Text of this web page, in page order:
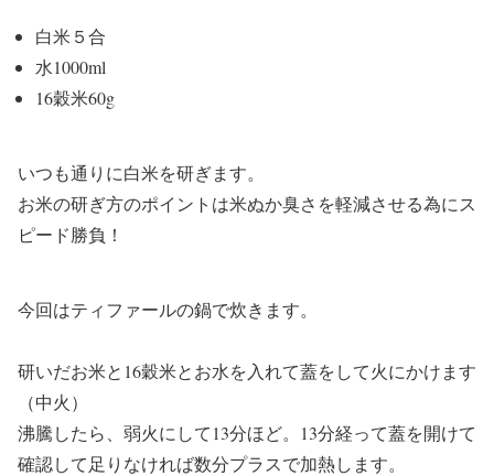
白米５合
水1000ml
16穀米60g
いつも通りに白米を研ぎます。
お米の研ぎ方のポイントは米ぬか臭さを軽減させる為にス
ピード勝負！
今回はティファールの鍋で炊きます。
研いだお米と16穀米とお水を入れて蓋をして火にかけます
（中火）
沸騰したら、弱火にして13分ほど。13分経って蓋を開けて
確認して足りなければ数分プラスで加熱します。